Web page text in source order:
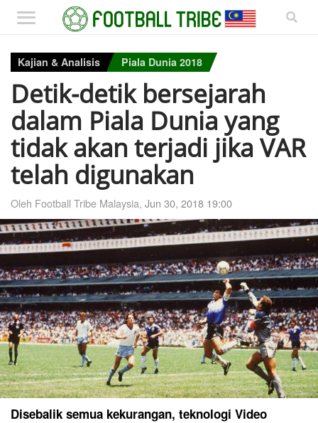
Kajian & Analisis Piala Dunia 2018
Detik-detik bersejarah
dalam Piala Dunia yang
tidak akan terjadi jika VAR
telah digunakan
Oleh Football Tribe Malaysia, Jun 30, 2018 19:00
Disebalik semua kekurangan, teknologi Video